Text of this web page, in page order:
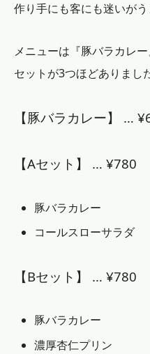
作り手にも客にも迷いがう
メニューは『豚バラカレ
セットが3つほどありました
【豚バラカレー】 …
【Aセット】 … ¥780
豚バラカレー
コールスローサラダ
【Bセット】 … ¥780
豚バラカレー
濃厚杏仁プリン